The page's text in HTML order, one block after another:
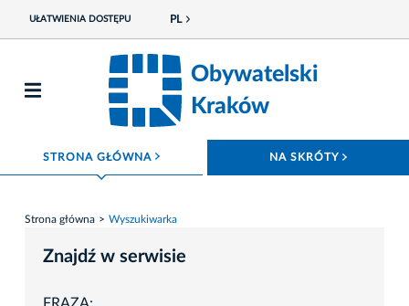
UŁATWIENIA DOSTĘPU PL
Obywatelski
Kraków
STRONA GŁÓWNA ROZWIŃ MENU NA SKRÓTY
Strona główna Wyszukiwarka
Znajdź w serwisie
FRAZA: